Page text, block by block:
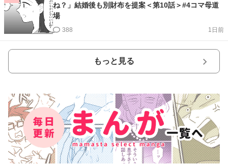
ね？」結婚後も別財布を提案＜第10話＞#4コマ母道
場
1日前
388
もっと見る